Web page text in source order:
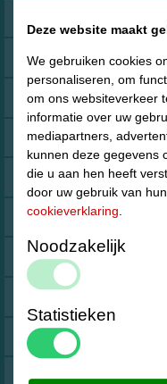
Beveiligingsmaterialen
Binnenreclame
Blitz Prijstangen
Boardhaken voor
Reclamemateriaal voor
Etalagemateriaal voor
Kantoorartikelen en
Etiketten en Labels voor
Deze website maakt
We gebruiken cookies
personaliseren, om
om ons websiteverkeer
informatie over uw
mediapartners,
kunnen deze gegevens
die u aan hen heeft
door uw gebruik van
cookieverklaring.
Noodzakelijk
Statistieken